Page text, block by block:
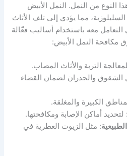
النوع من النمل. النمل الأبيض
مما يؤدي إلى تلف الأثاث
معه باستخدام أساليب فعّالة
النمل الأبيض:
التربة والأثاث المصاب.
الشقوق والجدران لضمان القضاء
الكبيرة والمغلقة.
: لتحديد أماكن الإصابة ومكافحتها.
: مثل الزيوت العطرية في